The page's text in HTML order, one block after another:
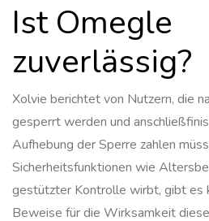
Ist Omegle
zuverlässig?
Xolvie berichtet von Nutzern, die
gesperrt werden und
Aufhebung der Sperre zahlen
Sicherheitsfunktionen wie
gestützter Kontrolle wirbt, gibt es
Beweise für die Wirksamkeit